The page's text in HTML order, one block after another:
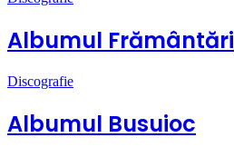
Albumul Frământări
Discografie
Albumul Busuioc